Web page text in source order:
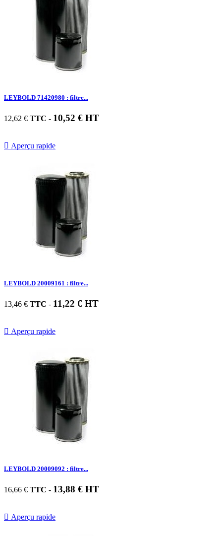
LEYBOLD 71420980 : filtre...
12,62 € TTC - 10,52 € HT
 Aperçu rapide
LEYBOLD 20009161 : filtre...
13,46 € TTC - 11,22 € HT
 Aperçu rapide
LEYBOLD 20009092 : filtre...
16,66 € TTC - 13,88 € HT
 Aperçu rapide